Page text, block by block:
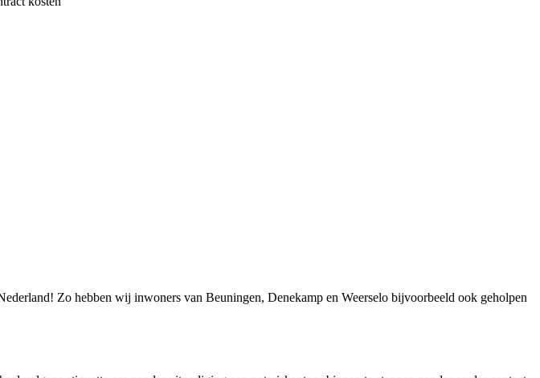
Zo hebben wij inwoners van Beuningen, Denekamp en Weerselo bijvoorbeeld ook geholpen